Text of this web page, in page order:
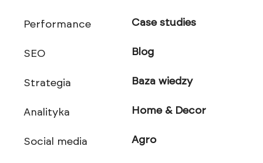
Performance
SEO
Strategia
Analityka
Social media
Case studies
Blog
Baza wiedzy
Home & Decor
Agro